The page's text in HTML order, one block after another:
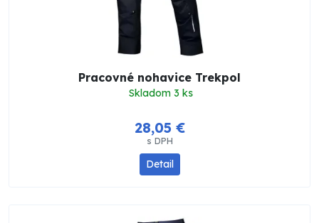
Pracovné nohavice Trekpol
Skladom 3 ks
28,05 €
s DPH
Detail